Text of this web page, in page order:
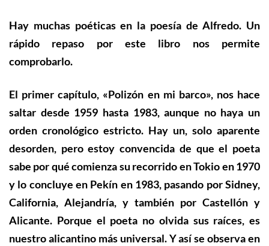
Hay muchas poéticas en la poesía de Alfredo. Un
rápido repaso por este libro nos permite
comprobarlo.
El primer capítulo, «Polizón en mi barco», nos hace
saltar desde 1959 hasta 1983,aunque nohaya un
orden cronológico estricto. Hay un, solo aparente
desorden, pero estoy convencida de que el poeta
sabe por qué comienza su recorrido en Tokio en 1970
y lo concluye en Pekín en 1983, pasando por Sidney,
California, Alejandría, y también por Castellón y
Alicante. Porque el poeta no olvida sus raíces, es
nuestro alicantino más universal. Yasí se observa en